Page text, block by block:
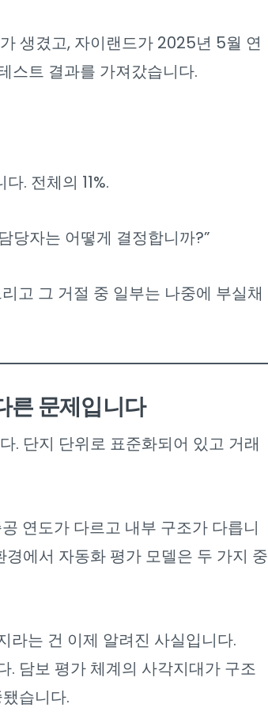
생겼고, 자이랜드가 2025년 5월 연
스트 결과를 가져갔습니다.
. 전체의 11%.
당자는 어떻게 결정합니까?”
고 그 거절 중 일부는 나중에 부실채
른 문제입니다
. 단지 단위로 표준화되어 있고 거래
연도가 다르고 내부 구조가 다릅니
에서 자동화 평가 모델은 두 가지 중
라는 건 이제 알려진 사실입니다.
담보 평가 체계의 사각지대가 구조
습니다.